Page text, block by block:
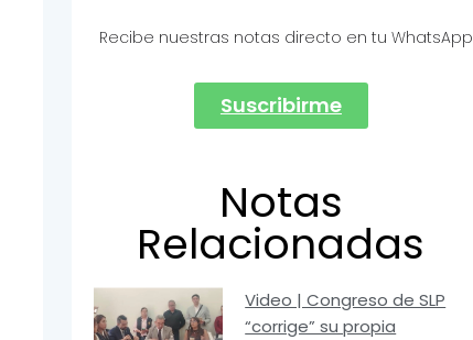
Recibe nuestras notas directo en tu WhatsApp
Suscribirme
Notas
Relacionadas
Video | Congreso de SLP
“corrige” su propia